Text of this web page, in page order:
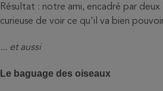
Résultat : notre ami, encadré par
curieuse de voir ce qu'il va bien
... et aussi
Le baguage des oiseaux